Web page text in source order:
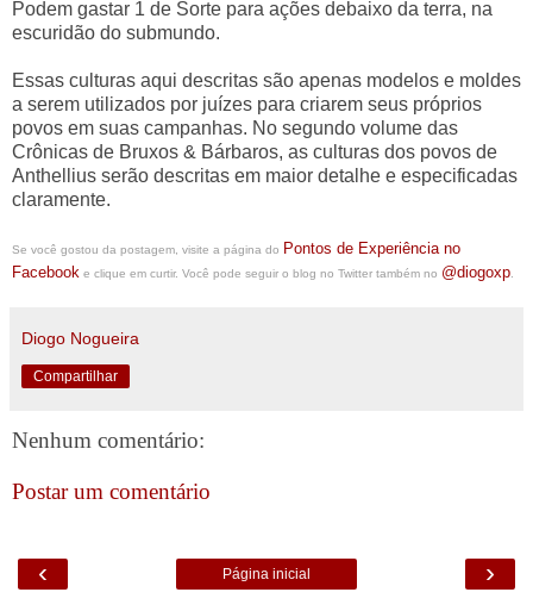
Podem gastar 1 de Sorte para ações debaixo da terra, na
escuridão do submundo.
Essas culturas aqui descritas são apenas modelos e moldes
a serem utilizados por juízes para criarem seus próprios
povos em suas campanhas. No segundo volume das
Crônicas de Bruxos & Bárbaros, as culturas dos povos de
Anthellius serão descritas em maior detalhe e especificadas
claramente.
Se você gostou da postagem, visite a página do Pontos de Experiência no
Facebook e clique em curtir. Você pode seguir o blog no Twitter também no @diogoxp
Diogo Nogueira
Compartilhar
Nenhum comentário:
Postar um comentário
‹ ›
Página inicial